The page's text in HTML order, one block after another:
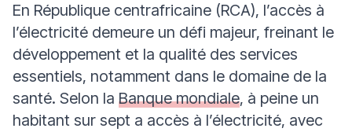
En République centrafricaine (RCA), l’accès à
l’électricité demeure un défi majeur, freinant le
développement et la qualité des services
essentiels, notamment dans le domaine de la
santé. Selon la Banque mondiale, à peine un
habitant sur sept a accès à l’électricité, avec